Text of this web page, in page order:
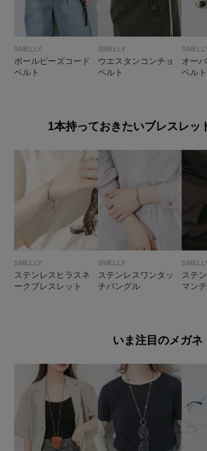
SMELLY
ボールビーズコード
ベルト
SMELLY
ウエスタンコンチョ
ベルト
オー
ベルト
1本持っておきたいブレスレッ
SMELLY
ステンレスヒラスネ
ークブレスレット
SMELLY
ステンレスワンタッ
チバングル
ステ
マン
いま注目のメガネ